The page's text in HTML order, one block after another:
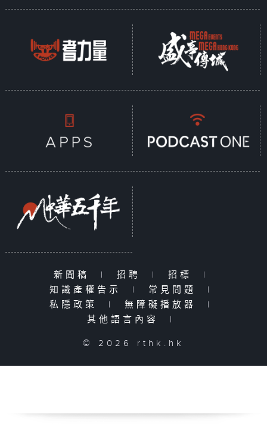
新聞稿 | 招聘 | 招標
|
知識產權告示
| 常見問題
|
私隱政策
| 無障礙播放器
|
其他語言內容
|
© 2026 rthk.hk